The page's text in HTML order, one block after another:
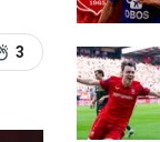
3